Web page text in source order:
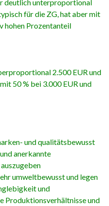
deutlich unterproportional
für die ZG, hat aber mit
hohen Prozentanteil
2.500 EUR und
50 % bei 3.000 EUR und
und qualitätsbewusst
anerkannte
umweltbewusst und legen
und
Produktionsverhältnisse und